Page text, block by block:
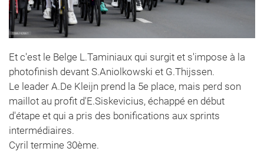
Et c'est le Belge L.Taminiaux qui surgit et s'impose à la
photofinish devant S.Aniolkowski et G.Thijssen.
Le leader A.De Kleijn prend la 5e place, mais perd son
maillot au profit d'E.Siskevicius, échappé en début
d'étape et qui a pris des bonifications aux sprints
intermédiaires.
Cyril termine 30ème.